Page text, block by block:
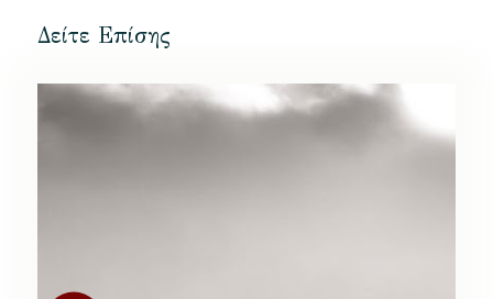
Δείτε Επίσης